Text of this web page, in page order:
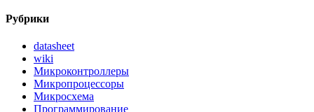
Рубрики
datasheet
wiki
Микроконтроллеры
Микропроцессоры
Микросхема
Программирование